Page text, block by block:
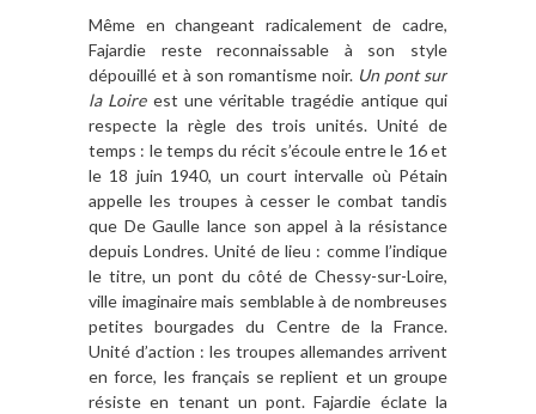
Même en changeant radicalement de cadre,
Fajardie reste reconnaissable à son style
dépouillé et à son romantisme noir. Un pont sur
la Loireest une véritable tragédie antique qui
respecte la règle des trois unités. Unité de
temps : le temps du récit s’écoule entre le 16 et
le 18 juin 1940, un court intervalle où Pétain
appelle les troupes à cesser le combat tandis
que De Gaulle lance son appel à la résistance
depuis Londres. Unité de lieu : comme l’indique
le titre, un pont du côté de Chessy-sur-Loire,
ville imaginaire mais semblable à de nombreuses
petites bourgades du Centre de la France.
Unité d’action : les troupes allemandes arrivent
en force, les français se replient et un groupe
résiste en tenant un pont. Fajardie éclate la